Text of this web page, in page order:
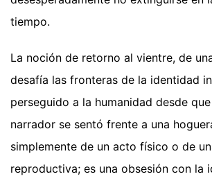
tiempo.
La noción de retorno al vientre, de
desafía las fronteras de la identidad
perseguido a la humanidad desde
narrador se sentó frente a una
simplemente de un acto físico o de
reproductiva; es una obsesión con la